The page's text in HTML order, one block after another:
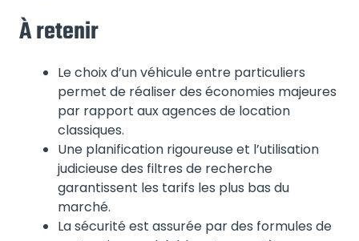
À retenir
Le choix d’un véhicule entre particuliers
permet de réaliser des économies majeures
par rapport aux agences de location
classiques.
Une planification rigoureuse et l’utilisation
judicieuse des filtres de recherche
garantissent les tarifs les plus bas du
marché.
La sécurité est assurée par des formules de